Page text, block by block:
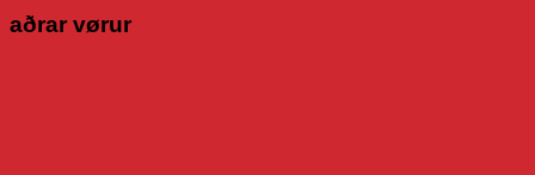
aðrar vørur